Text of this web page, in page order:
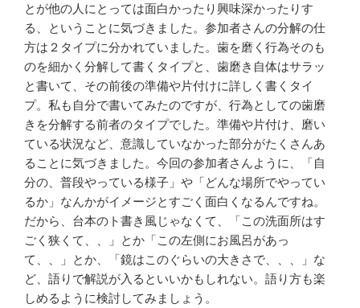
とが他の人にとっては面白かったり興味深かったりす
る、ということに気づきました。参加者さんの分解の仕
方は２タイプに分かれていました。歯を磨く行為そのも
のを細かく分解して書くタイプと、歯磨き自体はサラッ
と書いて、その前後の準備や片付けに詳しく書くタイ
プ。私も自分で書いてみたのですが、行為としての歯磨
きを分解する前者のタイプでした。準備や片付け、磨い
ている状況など、意識していなかった部分がたくさんあ
ることに気づきました。今回の参加者さんように、「自
分の、普段やっている様子」や「どんな場所でやってい
るか」なんかがイメージとすごく面白くなるんですね。
だから、台本のト書き風じゃなくて、「この洗面所はす
ごく狭くて、、」とか「この左側にお風呂があっ
て、、」とか、「鏡はこのぐらいの大きさで、、、」な
ど、語りで解説が入るといいかもしれない。語り方も楽
しめるように検討してみましょう。